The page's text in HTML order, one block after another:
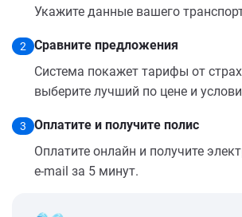
Укажите данные вашего
2
Сравните предложения
Система покажет тарифы от
выберите лучший по цене и
3
Оплатите и получите полис
Оплатите онлайн и получите
e-mail за 5 минут.